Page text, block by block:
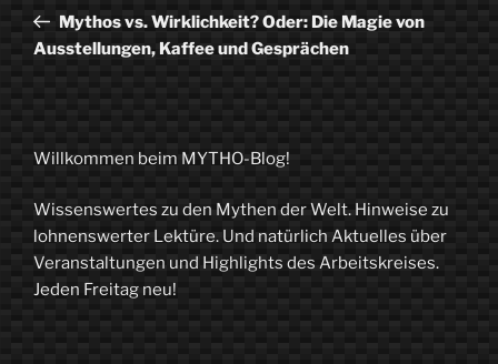
Beitrag
Mythos vs. Wirklichkeit? Oder: Die Magie von
Ausstellungen, Kaffee und Gesprächen
Willkommen beim MYTHO-Blog!
Wissenswertes zu den Mythen der Welt. Hinweise zu
lohnenswerter Lektüre. Und natürlich Aktuelles über
Veranstaltungen und Highlights des Arbeitskreises.
Jeden Freitag neu!